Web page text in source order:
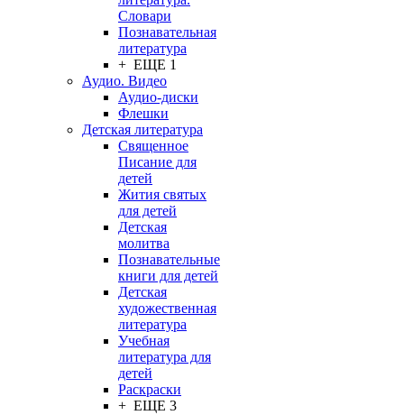
Словари
Познавательная
литература
+ ЕЩЕ 1
Аудио. Видео
Аудио-диски
Флешки
Детская литература
Священное
Писание для
детей
Жития святых
для детей
Детская
молитва
Познавательные
книги для детей
Детская
художественная
литература
Учебная
литература для
детей
Раскраски
+ ЕЩЕ 3